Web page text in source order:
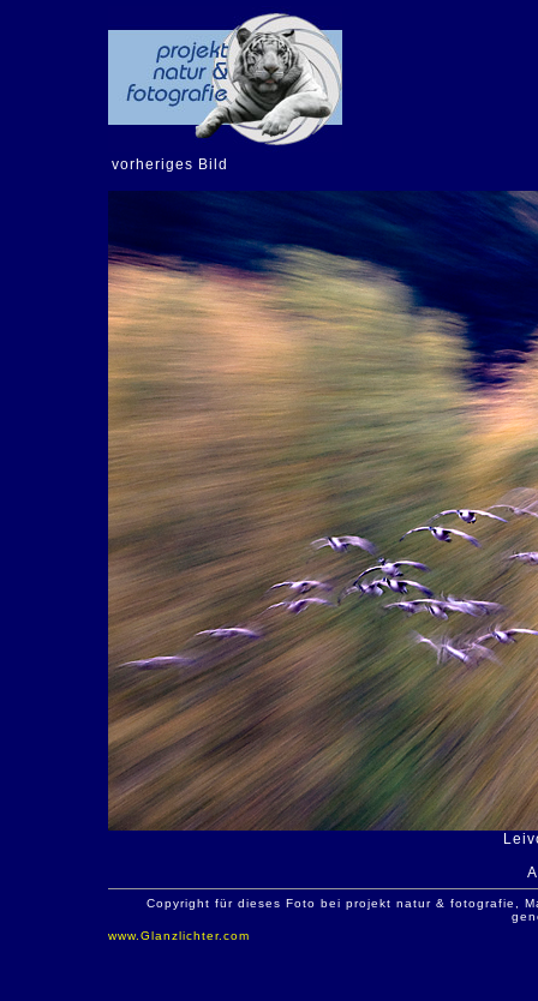
vorheriges Bild
Copyright für dieses Foto bei projekt natur & fotografie,
www.Glanzlichter.com